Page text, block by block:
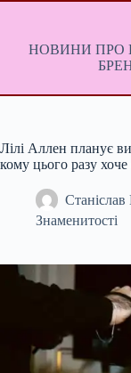
Перейти
НОВИНИ ПРО
Лілі Аллен планує
кому цього разу
Станіслав
Знаменитості